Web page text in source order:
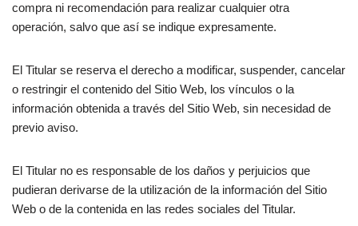
compra ni recomendación para realizar cualquier otra
operación, salvo que así se indique expresamente.
El Titular se reserva el derecho a modificar, suspender, cancelar
o restringir el contenido del Sitio Web, los vínculos o la
información obtenida a través del Sitio Web, sin necesidad de
previo aviso.
El Titular no es responsable de los daños y perjuicios que
pudieran derivarse de la utilización de la información del Sitio
Web o de la contenida en las redes sociales del Titular.